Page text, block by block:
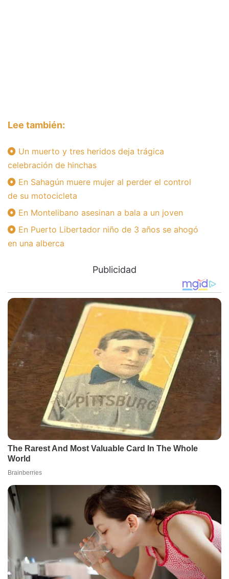
Lee también:
Un muerto y tres heridos deja trágica
celebración de hinchas
En Sahagún muere mujer al perder el control
de su motocicleta
En Montelibano asesinan a bala a un joven
En Puerto Libertador niño de 3 años se ahogó
en una alberca
Publicidad